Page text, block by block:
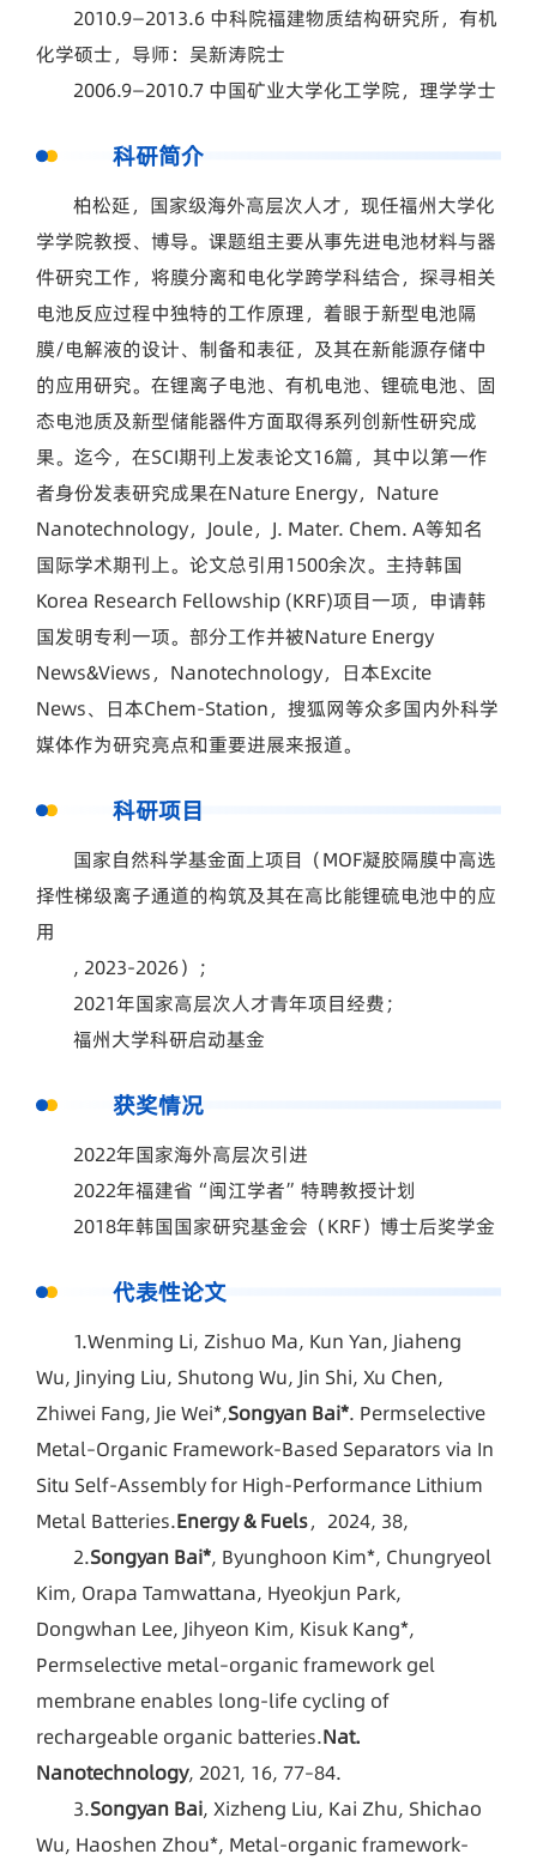
2010.9—2013.6 中科院福建物质结构研究所，有机
化学硕士，导师：吴新涛院士
2006.9—2010.7 中国矿业大学化工学院，理学学士
科研简介
柏松延，国家级海外高层次人才，现任福州大学化
学学院教授、博导。课题组主要从事先进电池材料与器
件研究工作，将膜分离和电化学跨学科结合，探寻相关
电池反应过程中独特的工作原理，着眼于新型电池隔
膜/电解液的设计、制备和表征，及其在新能源存储中
的应用研究。在锂离子电池、有机电池、锂硫电池、固
态电池质及新型储能器件方面取得系列创新性研究成
果。迄今，在SCI期刊上发表论文16篇，其中以第一作
者身份发表研究成果在Nature Energy，Nature
Nanotechnology，Joule，J. Mater. Chem. A等知名
国际学术期刊上。论文总引用1500余次。主持韩国
Korea Research Fellowship (KRF)项目一项，申请韩
国发明专利一项。部分工作并被Nature Energy
News&Views，Nanotechnology，日本Excite
News、日本Chem-Station，搜狐网等众多国内外科学
媒体作为研究亮点和重要进展来报道。
科研项目
国家自然科学基金面上项目（MOF凝胶隔膜中高选
择性梯级离子通道的构筑及其在高比能锂硫电池中的应
用
, 2023-2026）；
2021年国家高层次人才青年项目经费；
福州大学科研启动基金
获奖情况
2022年国家海外高层次引进
2022年福建省“闽江学者”特聘教授计划
2018年韩国国家研究基金会（KRF）博士后奖学金
代表性论文
1.Wenming Li, Zishuo Ma, Kun Yan, Jiaheng
Wu, Jinying Liu, Shutong Wu, Jin Shi, Xu Chen,
Zhiwei Fang, Jie Wei*,Songyan Bai*. Permselective
Metal–Organic Framework-Based Separators via In
Situ Self-Assembly for High-Performance Lithium
Metal Batteries.Energy & Fuels，2024, 38,
2.Songyan Bai*, Byunghoon Kim*, Chungryeol
Kim, Orapa Tamwattana, Hyeokjun Park,
Dongwhan Lee, Jihyeon Kim, Kisuk Kang*,
Permselective metal–organic framework gel
membrane enables long-life cycling of
rechargeable organic batteries.Nat.
Nanotechnology, 2021, 16, 77–84.
3.Songyan Bai, Xizheng Liu, Kai Zhu, Shichao
Wu, Haoshen Zhou*, Metal-organic framework-